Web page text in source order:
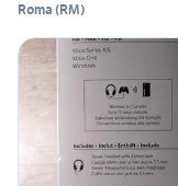
Roma (RM)